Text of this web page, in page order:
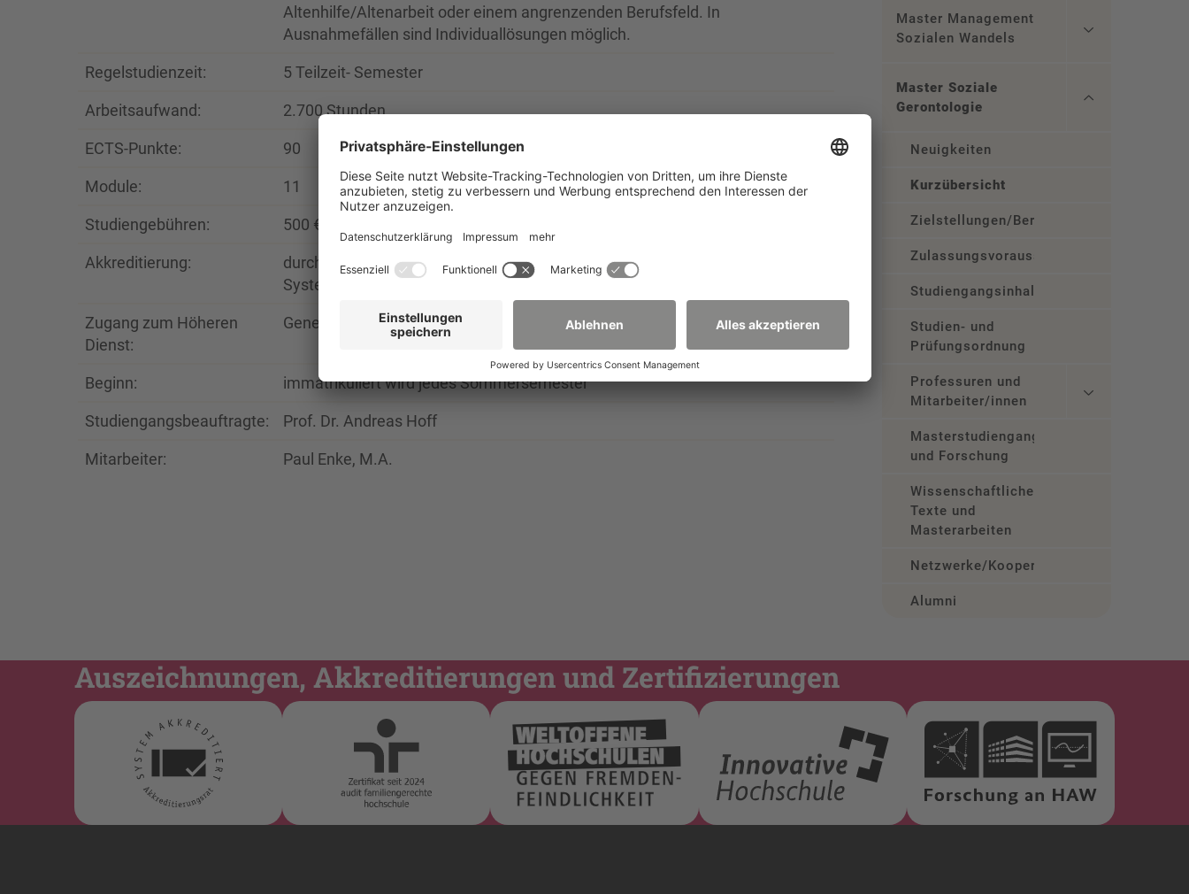
Altenhilfe/Altenarbeit oder einem angrenzenden Berufsfeld. In
Ausnahmefällen sind Individuallösungen möglich.
Regelstudienzeit: 5 Teilzeit- Semester
Arbeitsaufwand: 2.700 Stunden
ECTS-Punkte: 90
Module: 11
Studiengebühren: 500 €/Semester + 81,10 € für das Stud.werk
Akkreditierung:
durch AHPGS am 16.02.06, Re-Akkreditiert am 29.09.2021 im Rahmen der
Systemakkreditierung
Zugang zum Höheren
Dienst:
Genehmigt durch Sächsisches Staatsministerium des Innern am 27.06.06
Beginn: immatrikuliert wird jedes Sommersemester
Studiengangsbeauftragte: Prof. Dr. Andreas Hoff
Mitarbeiter: Paul Enke, M.A.
Master Management
Sozialen Wandels
Master Soziale
Gerontologie
Neuigkeiten
Kurzübersicht
Zielstellungen/Berufsfelder
Zulassungsvoraussetzungen
Studiengangsinhalte
Studien- und
Prüfungsordnung
Professuren und
Mitarbeiter/innen
Masterstudiengang
und Forschung
Wissenschaftliche
Texte und
Masterarbeiten
Netzwerke/Kooperationen
Alumni
Auszeichnungen, Akkreditierungen und Zertifizierungen